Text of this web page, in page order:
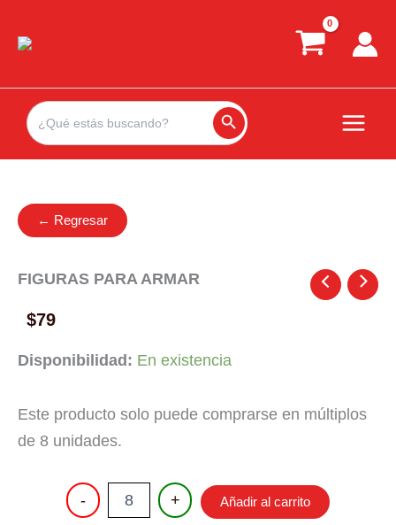
Search
for:
← Regresar
FIGURAS PARA ARMAR
$79
Disponibilidad: En existencia
Este producto solo puede comprarse en múltiplos
de 8 unidades.
-
FIGURAS
PARA
+ Añadir al carrito